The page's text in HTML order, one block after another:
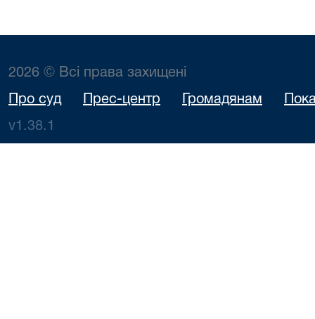
2026 © Всі права захищені
Про суд Прес-центр Громадянам
v1.38.1